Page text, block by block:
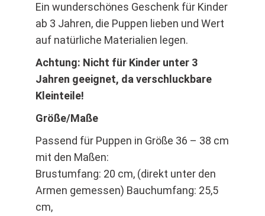
Ein wunderschönes Geschenk für Kinder
ab 3 Jahren, die Puppen lieben und Wert
auf natürliche Materialien legen.
Achtung: Nicht für Kinder unter 3
Jahren geeignet, da verschluckbare
Kleinteile!
Größe/Maße
Passend für Puppen in Größe 36 – 38 cm
mit den Maßen:
Brustumfang: 20 cm, (direkt unter den
Armen gemessen) Bauchumfang: 25,5
cm,